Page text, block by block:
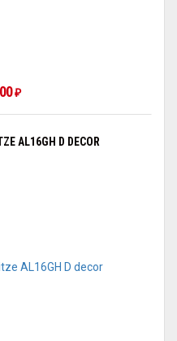
₽
AL16GH D DECOR